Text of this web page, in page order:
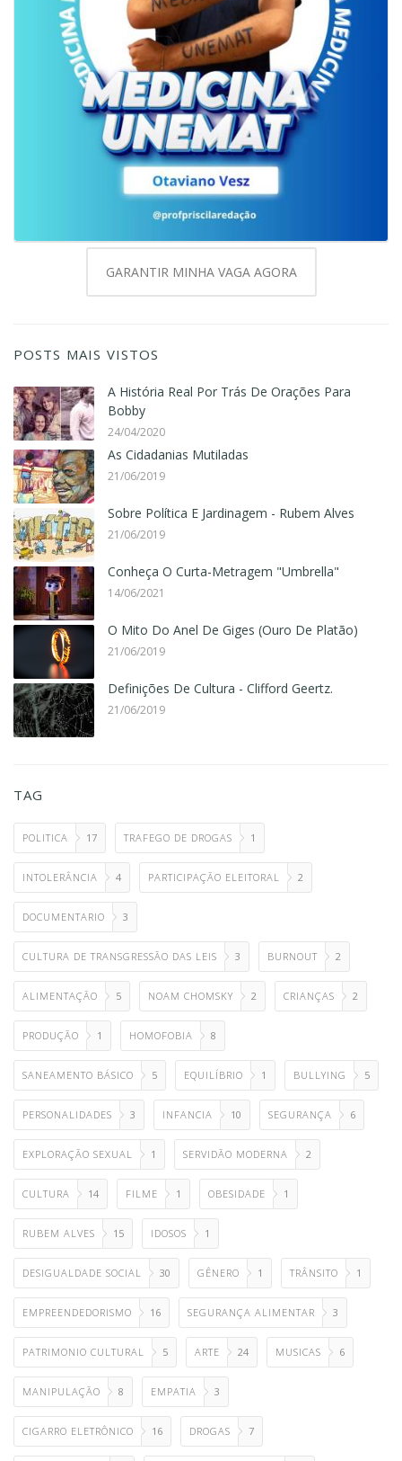
GARANTIR MINHA VAGA AGORA
POSTS MAIS VISTOS
A História Real Por Trás De Orações Para
Bobby
24/04/2020
As Cidadanias Mutiladas
21/06/2019
Sobre Política E Jardinagem - Rubem Alves
21/06/2019
Conheça O Curta-Metragem "Umbrella"
14/06/2021
O Mito Do Anel De Giges (Ouro De Platão)
21/06/2019
Definições De Cultura - Clifford Geertz.
21/06/2019
TAG
POLITICA 17 TRAFEGO DE DROGAS 1
INTOLERÂNCIA 4 PARTICIPAÇÃO ELEITORAL 2
DOCUMENTARIO 3
CULTURA DE TRANSGRESSÃO DAS LEIS 3 BURNOUT 2
ALIMENTAÇÃO 5 NOAM CHOMSKY 2 CRIANÇAS 2
PRODUÇÃO 1 HOMOFOBIA 8
SANEAMENTO BÁSICO 5 EQUILÍBRIO 1 BULLYING 5
PERSONALIDADES 3 INFANCIA 10 SEGURANÇA 6
EXPLORAÇÃO SEXUAL 1 SERVIDÃO MODERNA 2
CULTURA 14 FILME 1 OBESIDADE 1
RUBEM ALVES 15 IDOSOS 1
DESIGUALDADE SOCIAL 30 GÊNERO 1 TRÂNSITO 1
EMPREENDEDORISMO 16 SEGURANÇA ALIMENTAR 3
PATRIMONIO CULTURAL 5 ARTE 24 MUSICAS 6
MANIPULAÇÃO 8 EMPATIA 3
CIGARRO ELETRÔNICO 16 DROGAS 7